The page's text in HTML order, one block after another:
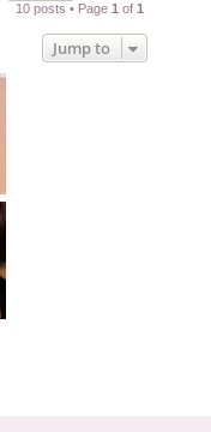
10 posts • Page 1 of 1
Jump to